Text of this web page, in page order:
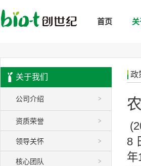
首页
关于我们
>
公司介绍
>
资质荣誉
>
领导关怀
>
核心团队
政
8
年